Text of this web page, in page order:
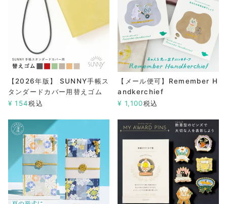
【2026年版】 SUNNY手帳ス
タンダードカバー用替えゴム
¥ 154税込
【メール便可】Remember H
andkerchief
¥ 1,100税込